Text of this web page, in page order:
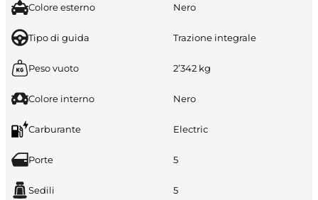
Colore esterno Nero
Tipo di guida Trazione integrale
Peso vuoto 2’342 kg
Colore interno Nero
Carburante Electric
Porte 5
Sedili 5